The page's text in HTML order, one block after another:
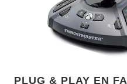
PLUG & PLAY EN